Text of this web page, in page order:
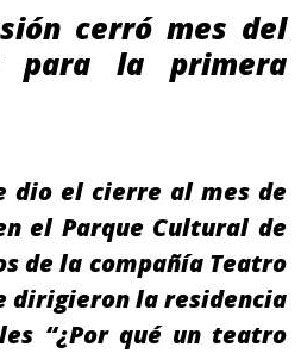
cerró mes del
para la primera
dio el cierre al mes de
el Parque Cultural de
de la compañía Teatro
dirigieron la residencia
“¿Por qué un teatro